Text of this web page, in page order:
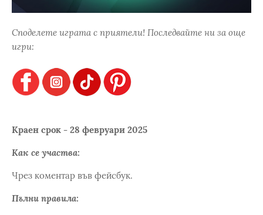
Споделете играта с приятели! Последвайте ни за още
игри:
Краен срок - 28 февруари 2025
Как се участва:
Чрез коментар във фейсбук.
Пълни правила: